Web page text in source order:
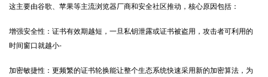
这主要由谷歌、苹果等主流浏览器厂商和安全社区推动，核心原因包括：
增强安全性：证书有效期越短，一旦私钥泄露或证书被盗用，攻击者可利用的
时间窗口就越小-
加密敏捷性：更频繁的证书轮换能让整个生态系统快速采用新的加密算法，为